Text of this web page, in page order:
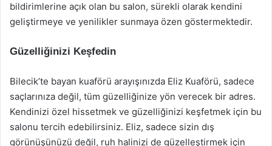
bildirimlerine açık olan bu salon, sürekli olarak kendini
geliştirmeye ve yenilikler sunmaya özen göstermektedir.
Güzelliğinizi Keşfedin
Bilecik’te bayan kuaförü arayışınızda Eliz Kuaförü, sadece
saçlarınıza değil, tüm güzelliğinize yön verecek bir adres.
Kendinizi özel hissetmek ve güzelliğinizi keşfetmek için bu
salonu tercih edebilirsiniz. Eliz, sadece sizin dış
görünüşünüzü değil, ruh halinizi de güzelleştirmek için